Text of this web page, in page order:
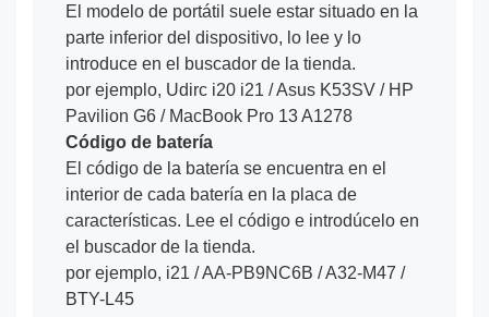
El modelo de portátil suele estar situado en la
parte inferior del dispositivo, lo lee y lo
introduce en el buscador de la tienda.
por ejemplo, Udirc i20 i21 / Asus K53SV / HP
Pavilion G6 / MacBook Pro 13 A1278
Código de batería
El código de la batería se encuentra en el
interior de cada batería en la placa de
características. Lee el código e introdúcelo en
el buscador de la tienda.
por ejemplo, i21 / AA-PB9NC6B / A32-M47 /
BTY-L45